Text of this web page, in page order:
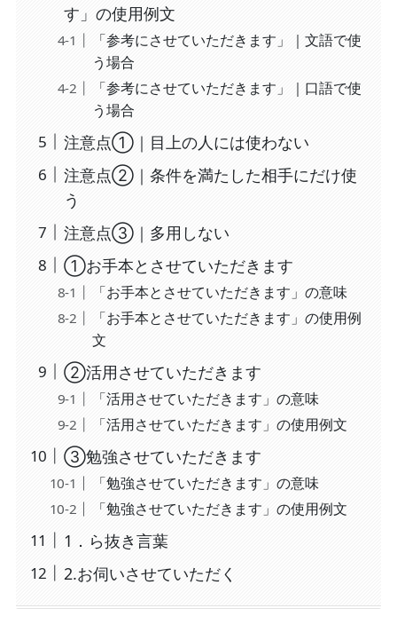
す」の使用例文
「参考にさせていただきます」｜文語で使
う場合
「参考にさせていただきます」｜口語で使
う場合
注意点①｜目上の人には使わない
注意点②｜条件を満たした相手にだけ使
う
注意点③｜多用しない
①お手本とさせていただきます
「お手本とさせていただきます」の意味
「お手本とさせていただきます」の使用例
文
②活用させていただきます
「活用させていただきます」の意味
「活用させていただきます」の使用例文
③勉強させていただきます
「勉強させていただきます」の意味
「勉強させていただきます」の使用例文
1．ら抜き言葉
2.お伺いさせていただく